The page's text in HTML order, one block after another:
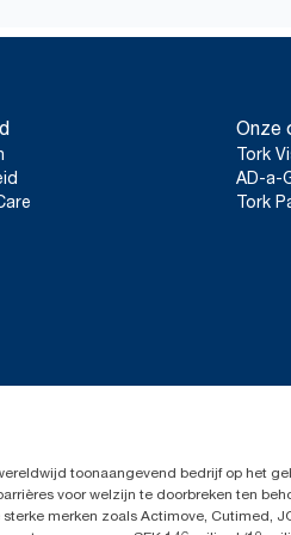
Onze
Tork
AD-a-
Tork
toonaangevend bedrijf op het
voor welzijn te doorbreken ten
merken zoals Actimove, Cutimed,